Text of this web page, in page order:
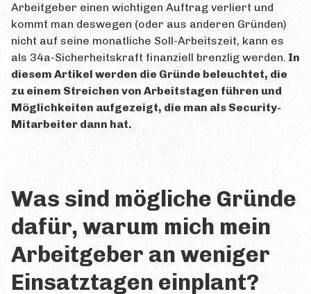
Arbeitgeber einen wichtigen Auftrag verliert und
kommt man deswegen (oder aus anderen Gründen)
nicht auf seine monatliche Soll-Arbeitszeit, kann es
als 34a-Sicherheitskraft finanziell brenzlig werden. In
diesem Artikel werden die Gründe beleuchtet, die
zu einem Streichen von Arbeitstagen führen und
Möglichkeiten aufgezeigt, die man als Security-
Mitarbeiter dann hat.
Was sind mögliche Gründe
dafür, warum mich mein
Arbeitgeber an weniger
Einsatztagen einplant?